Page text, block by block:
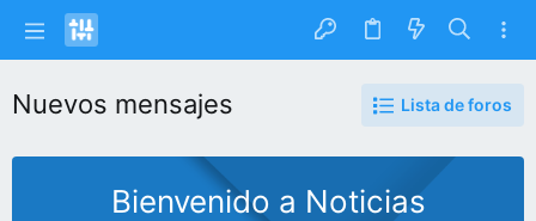
Nuevos mensajes Lista de foros
Bienvenido a Noticias